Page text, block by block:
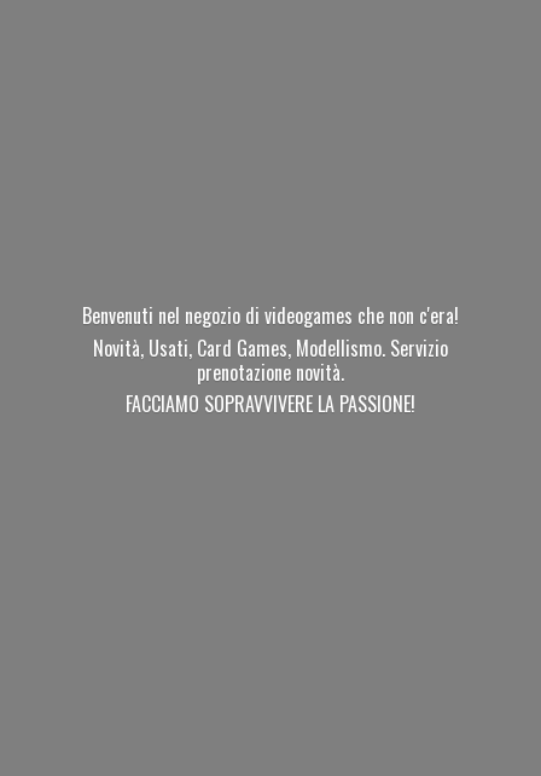
Benvenuti nel negozio di videogames che non c'era!
Novità, Usati, Card Games, Modellismo. Servizio
prenotazione novità.
FACCIAMO SOPRAVVIVERE LA PASSIONE!